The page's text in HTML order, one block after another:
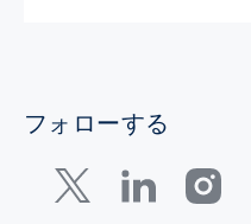
フォローする